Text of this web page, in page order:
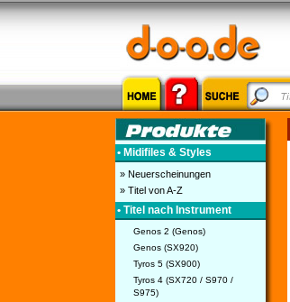
• Midifiles & Styles
» Neuerscheinungen
» Titel von A-Z
• Titel nach Instrument
Genos 2 (Genos)
Genos (SX920)
Tyros 5 (SX900)
Tyros 4 (SX720 / S970 /
S975)